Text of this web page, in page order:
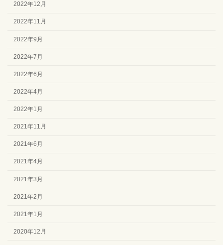
2022年12月
2022年11月
2022年9月
2022年7月
2022年6月
2022年4月
2022年1月
2021年11月
2021年6月
2021年4月
2021年3月
2021年2月
2021年1月
2020年12月